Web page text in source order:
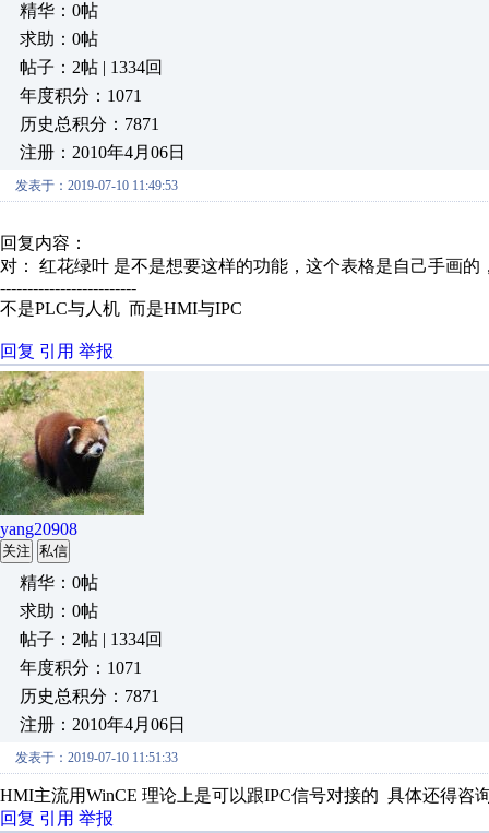
精华：0帖
求助：0帖
帖子：2帖 | 1334回
年度积分：1071
历史总积分：7871
注册：2010年4月06日
发表于：2019-07-10 11:49:53
回复内容：
对： 红花绿叶 是不是想要这样的功能，这个表格是自己手画的
-------------------------
不是PLC与人机 而是HMI与IPC
回复 引用 举报
yang20908
关注 私信
精华：0帖
求助：0帖
帖子：2帖 | 1334回
年度积分：1071
历史总积分：7871
注册：2010年4月06日
发表于：2019-07-10 11:51:33
HMI主流用WinCE 理论上是可以跟IPC信号对接的 具体还得咨
回复 引用 举报